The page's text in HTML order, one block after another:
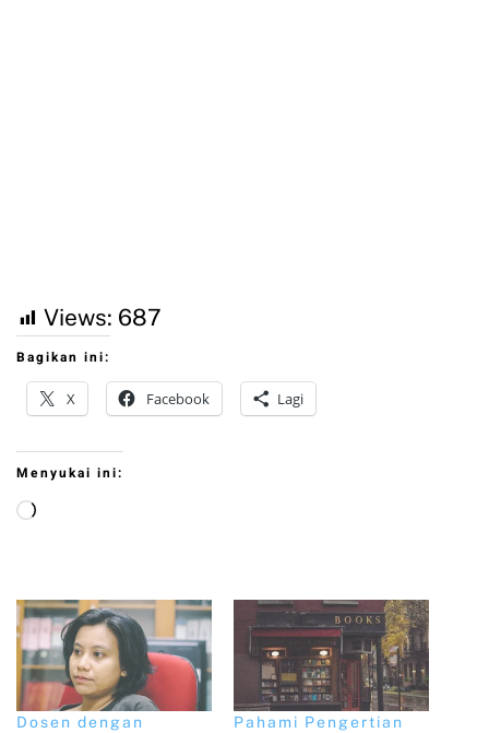
Views: 687
Bagikan ini:
X Facebook Lagi
Menyukai ini:
Dosen dengan
Pahami Pengertian